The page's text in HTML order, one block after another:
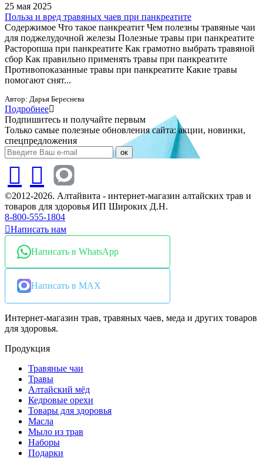
25 мая 2025
Польза и вред травяных чаев при панкреатите
Содержимое Что такое панкреатит Чем полезны травяные чаи
для поджелудочной железы Полезные травы при панкреатите
Расторопша при панкреатите Как грамотно выбрать травяной
сбор Как правильно применять травы при панкреатите
Противопоказанные травы при панкреатите Какие травы
помогают снят...
Автор: Дарья Береснева
Подробнее
Подпишитесь и получайте первым
Только самые полезные обновления сайта: акции, новинки,
спецпредложения
ок
©2012-2026. Алтайвита - интернет-магазин алтайских трав и
товаров для здоровья ИП Широких Д.Н.
8-800-555-1804
Написать нам
Написать в WhatsApp
Написать в MAX
Интернет-магазин трав, травяных чаев, меда и других товаров
для здоровья.
Продукция
Травяные чаи
Травы
Алтайский мёд
Кедровые орехи
Товары для здоровья
Масла
Мыло из трав
Наборы
Подарки